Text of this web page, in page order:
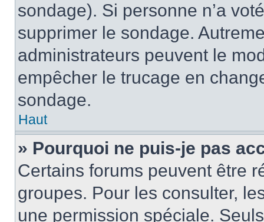
sondage). Si personne n’a
supprimer le sondage.
administrateurs peuvent le
empêcher le trucage en
sondage.
Haut
» Pourquoi ne puis-je pas
Certains forums peuvent être
groupes. Pour les consulter,
une permission spéciale.